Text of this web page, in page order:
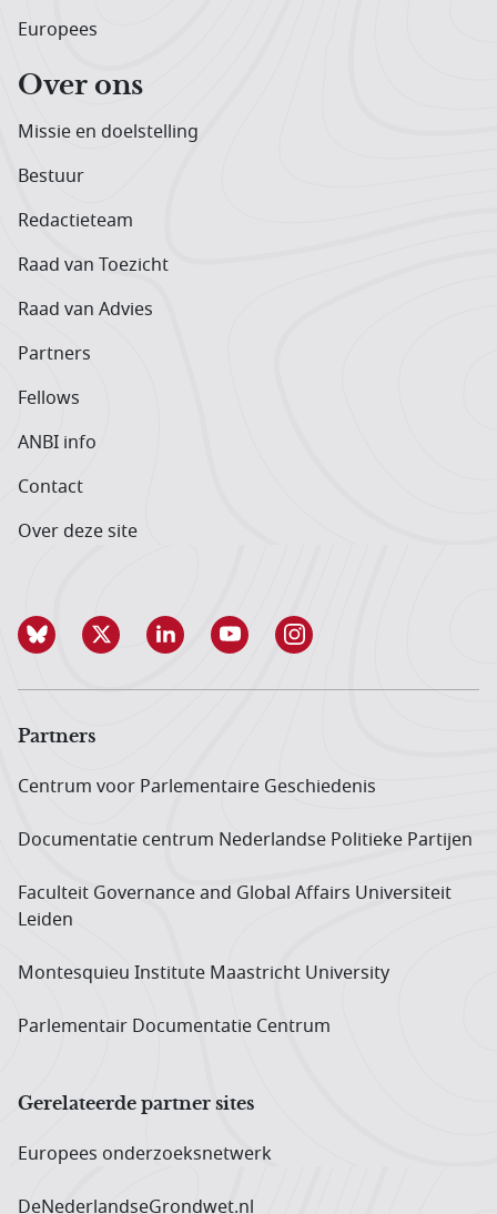
Europees
Over ons
Missie en doelstelling
Bestuur
Redactieteam
Raad van Toezicht
Raad van Advies
Partners
Fellows
ANBI info
Contact
Over deze site
Partners
Centrum voor Parlementaire Geschiedenis
Documentatie centrum Neder­landse Politieke Partijen
Faculteit Governance and Global Affairs Universiteit
Leiden
Montesquieu Institute Maastricht University
Parlementair Documentatie Centrum
Gerelateerde partner sites
Europees onderzoeks­netwerk
DeNederlandseGrondwet.nl